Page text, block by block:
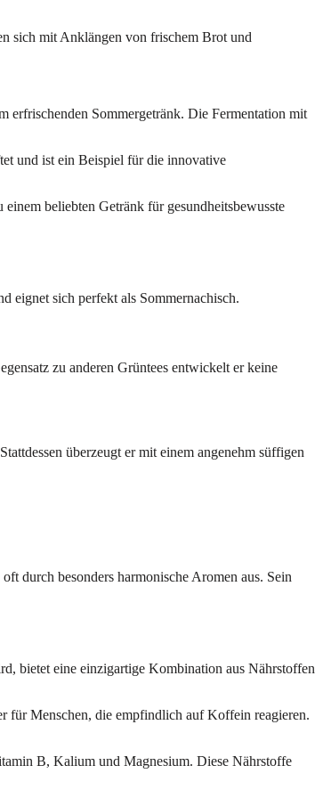
sich mit Anklängen von frischem Brot und
erfrischenden Sommergetränk. Die Fermentation mit
und ist ein Beispiel für die innovative
beliebten Getränk für gesundheitsbewusste
eignet sich perfekt als Sommernachisch.
zu anderen Grüntees entwickelt er keine
überzeugt er mit einem angenehm süffigen
durch besonders harmonische Aromen aus. Sein
bietet eine einzigartige Kombination aus Nährstoffen
für Menschen, die empfindlich auf Koffein reagieren.
B, Kalium und Magnesium. Diese Nährstoffe